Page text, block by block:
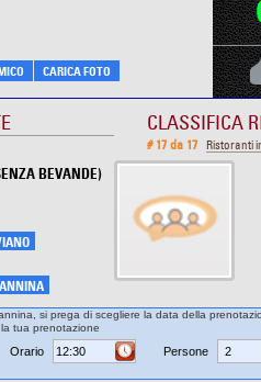
CARICA FOTO
BEVANDE)
CLASSIFICA
# 17 da 17 Ristoranti
si prega di scegliere la data della
tua prenotazione
Orario Persone